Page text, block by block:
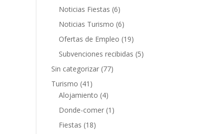
Noticias Fiestas (6)
Noticias Turismo (6)
Ofertas de Empleo (19)
Subvenciones recibidas (5)
Sin categorizar (77)
Turismo (41)
Alojamiento (4)
Donde-comer (1)
Fiestas (18)